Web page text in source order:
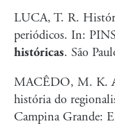
LUCA, T. R.
periódicos. In:
históricas. São
MACÊDO, M. K.
história do
Campina Grande: